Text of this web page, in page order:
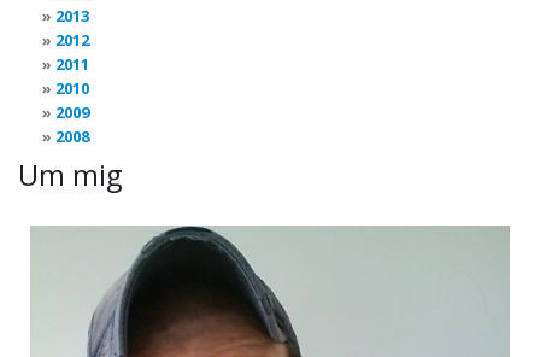
2013
2012
2011
2010
2009
2008
Um mig